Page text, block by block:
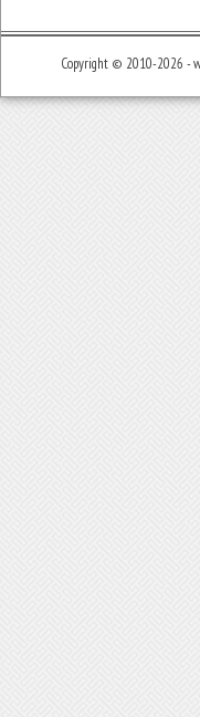
Copyright © 2010-2026 -